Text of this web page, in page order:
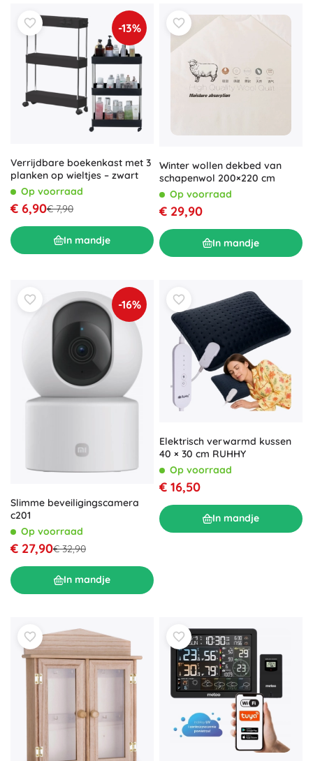
-13%
Verrijdbare boekenkast met 3
planken op wieltjes – zwart
Op voorraad
€ 6,90€ 7,90
In mandje
Winter wollen dekbed van
schapenwol 200×220 cm
Op voorraad
€ 29,90
In mandje
-16%
Slimme beveiligingscamera
c201
Op voorraad
€ 27,90€ 32,90
In mandje
Elektrisch verwarmd kussen
40 × 30 cm RUHHY
Op voorraad
€ 16,50
In mandje